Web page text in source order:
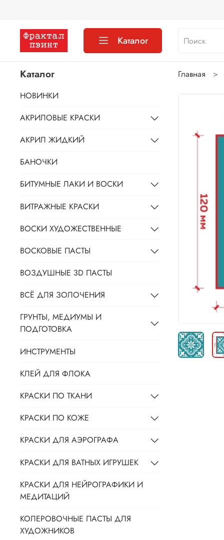
Каталог
Главная
Каталог
НОВИНКИ
АКРИЛОВЫЕ КРАСКИ
АКРИЛ ЖИДКИЙ
БАНОЧКИ
БИТУМНЫЕ ЛАКИ И ВОСКИ
ВИТРАЖНЫЕ КРАСКИ
ВОСКИ ХУДОЖЕСТВЕННЫЕ
ВОСКОВЫЕ ПАСТЫ
ВОЗДУШНЫЕ 3D ПАСТЫ
ВСЁ ДЛЯ ЗОЛОЧЕНИЯ
ГРУНТЫ, МЕДИУМЫ И
ПОДГОТОВКА
ИНСТРУМЕНТЫ
КЛЕЙ ДЛЯ ФЛОКА
КРАСКИ ПО ТКАНИ
КРАСКИ ПО КОЖЕ
КРАСКИ ДЛЯ АЭРОГРАФА
КРАСКИ ДЛЯ ВАТНЫХ ИГРУШЕК
КРАСКИ ДЛЯ НЕЙРОГРАФИКИ И
МЕДИТАЦИЙ
КОЛЕРОВОЧНЫЕ ПАСТЫ ДЛЯ
ХУДОЖНИКОВ